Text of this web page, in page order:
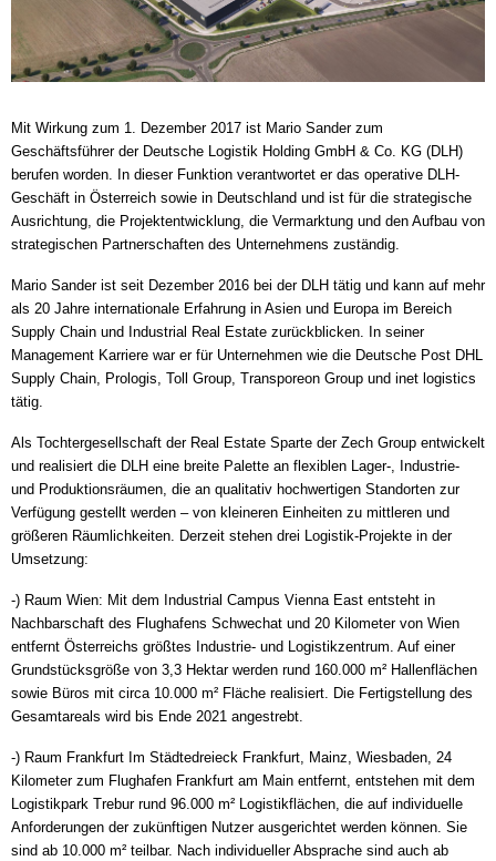
Mit Wirkung zum 1. Dezember 2017 ist Mario Sander zum
Geschäftsführer der Deutsche Logistik Holding GmbH & Co. KG (DLH)
berufen worden. In dieser Funktion verantwortet er das operative DLH-
Geschäft in Österreich sowie in Deutschland und ist für die strategische
Ausrichtung, die Projektentwicklung, die Vermarktung und den Aufbau von
strategischen Partnerschaften des Unternehmens zuständig.
Mario Sander ist seit Dezember 2016 bei der DLH tätig und kann auf mehr
als 20 Jahre internationale Erfahrung in Asien und Europa im Bereich
Supply Chain und Industrial Real Estate zurückblicken. In seiner
Management Karriere war er für Unternehmen wie die Deutsche Post DHL
Supply Chain, Prologis, Toll Group, Transporeon Group und inet logistics
tätig.
Als Tochtergesellschaft der Real Estate Sparte der Zech Group entwickelt
und realisiert die DLH eine breite Palette an flexiblen Lager-, Industrie-
und Produktionsräumen, die an qualitativ hochwertigen Standorten zur
Verfügung gestellt werden – von kleineren Einheiten zu mittleren und
größeren Räumlichkeiten. Derzeit stehen drei Logistik-Projekte in der
Umsetzung:
-) Raum Wien: Mit dem Industrial Campus Vienna East entsteht in
Nachbarschaft des Flughafens Schwechat und 20 Kilometer von Wien
entfernt Österreichs größtes Industrie- und Logistikzentrum. Auf einer
Grundstücksgröße von 3,3 Hektar werden rund 160.000 m² Hallenflächen
sowie Büros mit circa 10.000 m² Fläche realisiert. Die Fertigstellung des
Gesamtareals wird bis Ende 2021 angestrebt.
-) Raum Frankfurt Im Städtedreieck Frankfurt, Mainz, Wiesbaden, 24
Kilometer zum Flughafen Frankfurt am Main entfernt, entstehen mit dem
Logistikpark Trebur rund 96.000 m² Logistikflächen, die auf individuelle
Anforderungen der zukünftigen Nutzer ausgerichtet werden können. Sie
sind ab 10.000 m² teilbar. Nach individueller Absprache sind auch ab